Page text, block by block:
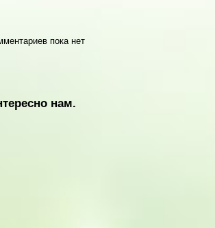
пока нет
нам.